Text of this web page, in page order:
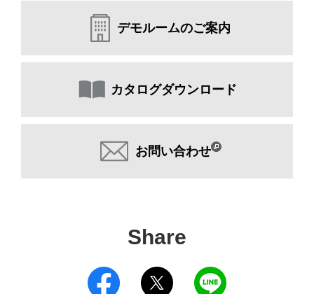
デモルームのご案内
カタログダウンロード
お問い合わせ
Share